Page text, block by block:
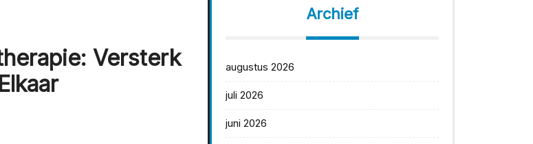
Versterk
Archief
augustus 2026
juli 2026
juni 2026